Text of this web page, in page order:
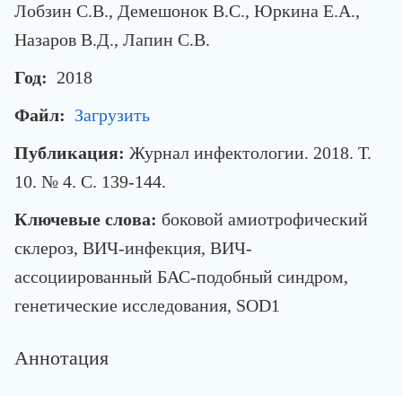
Лобзин С.В., Демешонок В.С., Юркина Е.А.,
Назаров В.Д., Лапин С.В.
Год: 2018
Файл: Загрузить
Публикация: Журнал инфектологии. 2018. Т.
10. № 4. С. 139-144.
Ключевые слова: боковой амиотрофический
склероз, ВИЧ-инфекция, ВИЧ-
ассоциированный БАС-подобный синдром,
генетические исследования, SOD1
Аннотация